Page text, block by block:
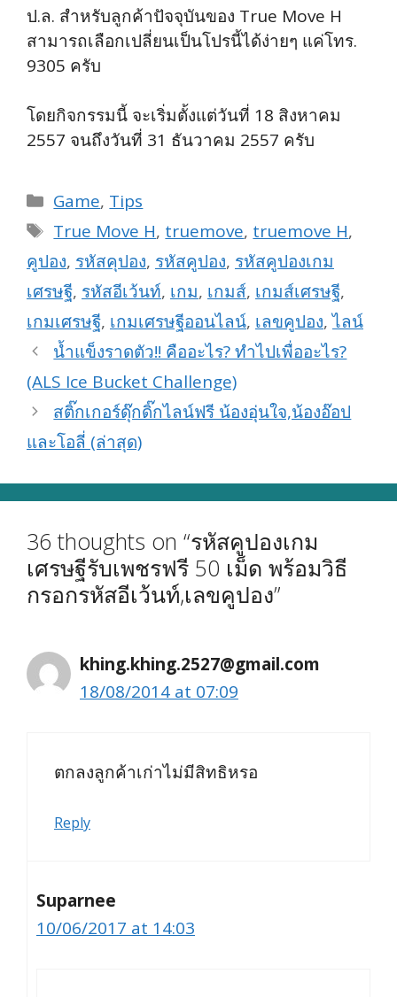
ป.ล. สำหรับลูกค้าปัจจุบันของ True Move H
สามารถเลือกเปลี่ยนเป็นโปรนี้ได้ง่ายๆ แค่โทร.
9305 ครับ
โดยกิจกรรมนี้ จะเริ่มตั้งแต่วันที่ 18 สิงหาคม
2557 จนถึงวันที่ 31 ธันวาคม 2557 ครับ
Categories
Game, Tips
Tags
True Move H, truemove, truemove H,
คูปอง, รหัสคุปอง, รหัสคูปอง, รหัสคูปองเกม
เศรษฐี, รหัสอีเว้นท์, เกม, เกมส์, เกมส์เศรษฐี,
เกมเศรษฐี, เกมเศรษฐีออนไลน์, เลขคูปอง,ไลน์
น้ำแข็งราดตัว!! คืออะไร? ทำไปเพื่ออะไร?
(ALS Ice Bucket Challenge)
สติ๊กเกอร์ดุ๊กดิ๊กไลน์ฟรี น้องอุ่นใจ,น้องอ๊อป
และโอลี่ (ล่าสุด)
36 thoughts on “รหัสคูปองเกม
เศรษฐีรับเพชรฟรี 50 เม็ด พร้อมวิธี
กรอกรหัสอีเว้นท์,เลขคูปอง”
khing.khing.2527@gmail.com
18/08/2014 at 07:09
ตกลงลูกค้าเก่าไม่มีสิทธิหรอ
Reply
Suparnee
10/06/2017 at 14:03